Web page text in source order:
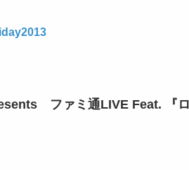
ファミ通LIVE Feat. 『ロ